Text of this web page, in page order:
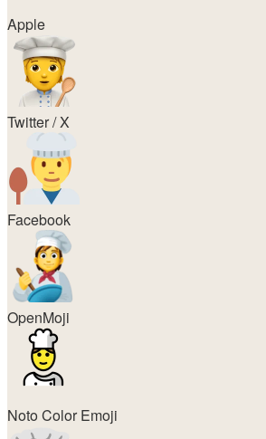
Apple
Twitter / X
Facebook
OpenMoji
Noto Color Emoji